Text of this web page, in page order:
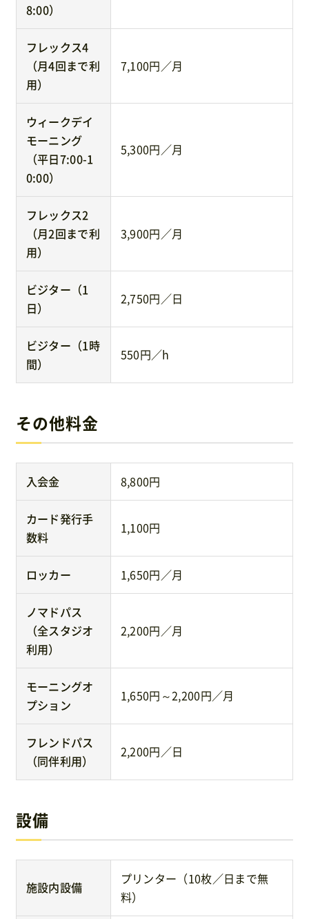
8:00）
フレックス4
（月4回まで利
用）
7,100円／月
ウィークデイ
モーニング
（平日7:00-1
0:00）
5,300円／月
フレックス2
（月2回まで利
用）
3,900円／月
ビジター（1
日）
2,750円／日
ビジター（1時
間）
550円／h
その他料金
入会金 8,800円
カード発行手
数料
1,100円
ロッカー 1,650円／月
ノマドパス
（全スタジオ
利用）
2,200円／月
モーニングオ
プション
1,650円～2,200円／月
フレンドパス
（同伴利用）
2,200円／日
設備
施設内設備
プリンター（10枚／日まで無
料）